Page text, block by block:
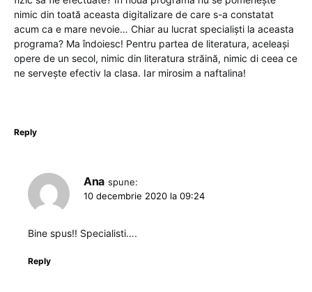
nimic din toată aceasta digitalizare de care s-a constatat
acum ca e mare nevoie… Chiar au lucrat specialiști la aceasta
programa? Ma îndoiesc! Pentru partea de literatura, aceleași
opere de un secol, nimic din literatura străină, nimic di ceea ce
ne servește efectiv la clasa. Iar mirosim a naftalina!
Reply
Ana spune:
10 decembrie 2020 la 09:24
Bine spus!! Specialisti….
Reply